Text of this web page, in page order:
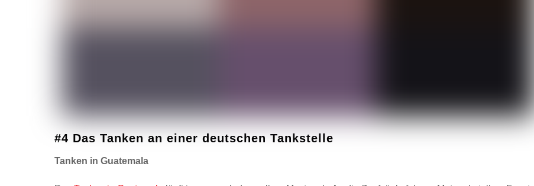
#4 Das Tanken an einer deutschen Tankstelle
Tanken in Guatemala